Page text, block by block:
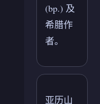
(bp.) 及
希腊作
者。
亚历山